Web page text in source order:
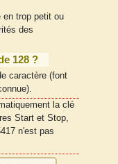
en trop petit ou
des
128 ?
caractère (font
la clé
Start et Stop,
n'est pas